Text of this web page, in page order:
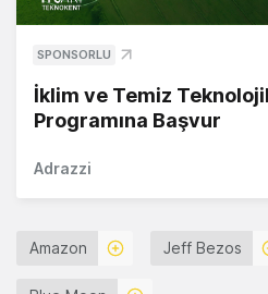
SPONSORLU
İklim ve Temiz
Programına Başvur
Adrazzi
Amazon Jeff Bezos